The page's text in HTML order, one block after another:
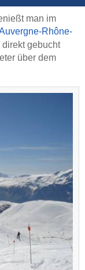
man im
Rhône-
direkt gebucht
über dem